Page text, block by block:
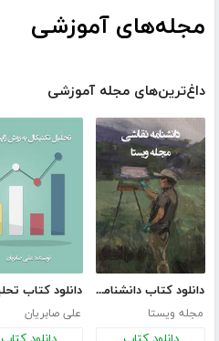
مجله‌های آموزشی
داغ‌ترین‌های مجله آموزشی
دانلود کتاب دانشنامه نقاشی
مجله ویستا علی صابریان